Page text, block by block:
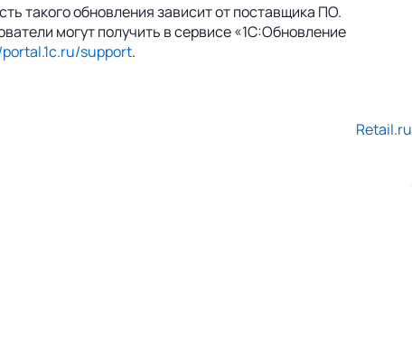
такого обновления зависит от поставщика ПО.
могут получить в сервисе «1С:Обновление
support.
Retail.ru